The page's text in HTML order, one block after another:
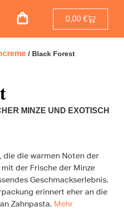
0,00€
/ Black Forest
MINZE UND EXOTISCH
die die warmen Noten der
der Frische der Minze
Geschmackserlebnis.
erinnert eher an die
Zahnpasta. Mehr